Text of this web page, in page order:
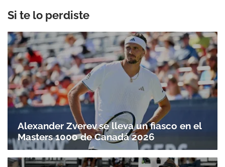
Si te lo perdiste
Alexander Zverev se lleva un fiasco en el
Masters 1000 de Canadá 2026